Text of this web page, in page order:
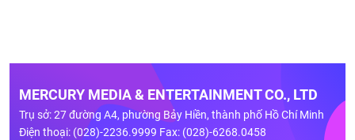
MERCURY MEDIA & ENTERTAINMENT CO., LTD
Trụ sở: 27 đường A4, phường Bảy Hiền, thành phố Hồ Chí Minh
Điện thoại: (028)-2236.9999 Fax: (028)-6268.0458